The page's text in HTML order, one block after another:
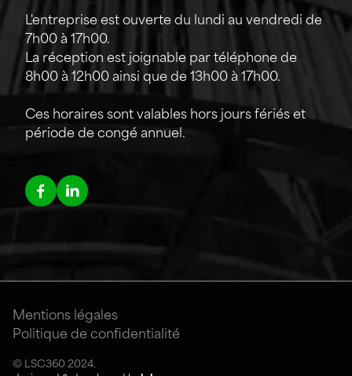
L'entreprise est ouverte du lundi au vendredi de
7h00 à 17h00.
La réception est joignable par téléphone de
8h00 à 12h00 ainsi que de 13h00 à 17h00.
Ces horaires sont valables hors jours fériés et
période de congé annuel.
Mentions légales
Politique de confidentialité
© LSC360 2024.